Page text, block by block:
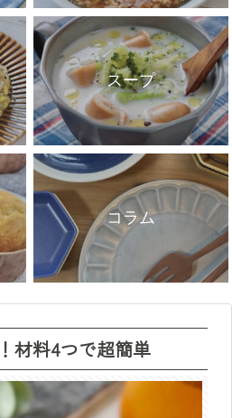
スープ
コラム
材料4つで超簡単